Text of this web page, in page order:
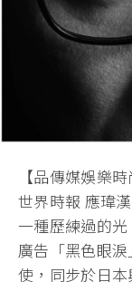
【品傳媒娛樂
世界時報 應瑋
一種歷練過的
廣告「黑色眼
使，同步於日